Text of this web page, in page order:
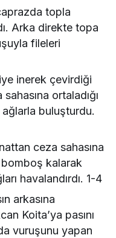
topla
Arka direkte topa
fileleri
inerek çevirdiği
ortaladığı
buluşturdu.
ceza sahasına
bomboş kalarak
havalandırdı. 1-4
arkasına
Koita’ya pasını
vuruşunu yapan